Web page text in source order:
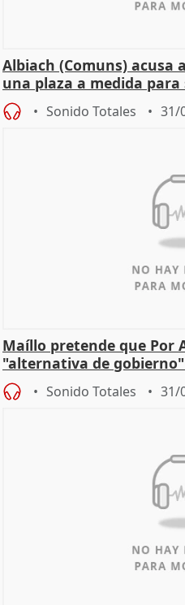
Albiach (Comuns) acusa
una plaza a medida
Sonido Totales 31/
Maíllo pretende que Por
"alternativa de
oposición
Sonido Totales 31/